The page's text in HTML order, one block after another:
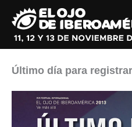
contenido
Último día para